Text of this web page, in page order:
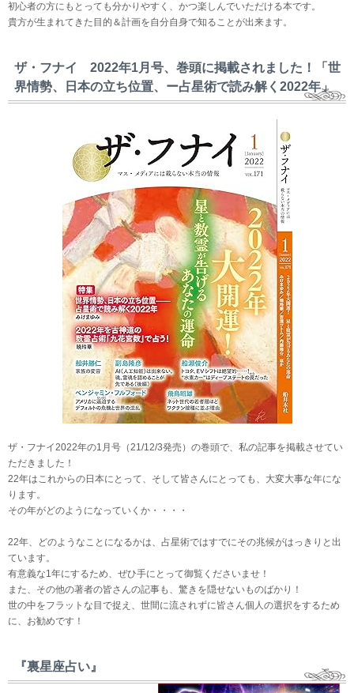
初心者の方にもとっても分かりやすく、かつ楽しんでいただける本です。
貴方が生まれてきた目的＆計画を自分自身で知ることが出来ます。
ザ・フナイ 2022年1月号、巻頭に掲載されました！「世
界情勢、日本の立ち位置、ー占星術で読み解く2022年」
ザ・フナイ2022年の1月号（21/12/3発売）の巻頭で、私の記事を掲載させてい
ただきました！
22年はこれからの日本にとって、そして皆さんにとっても、大変大事な年にな
ります。
その年がどのようになっていくか・・・・
22年、どのようなことになるかは、占星術ではすでにその兆候がはっきりと出
ています。
有意義な1年にするため、ぜひ手にとって御覧くださいませ！
また、その他の著者の皆さんの記事も、驚きを隠せないものばかり！
世の中をフラットな目で捉え、世間に流されずに皆さん個人の選択をするため
に、お勧めです！
『裏星座占い』